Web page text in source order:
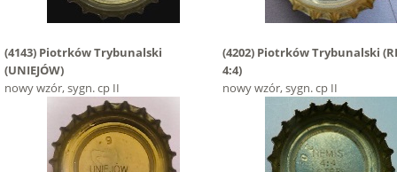
(4143) Piotrków Trybunalski
(UNIEJÓW)
nowy wzór, sygn. cp II
(4202) Piotrków Trybunalski
4:4)
nowy wzór, sygn. cp II